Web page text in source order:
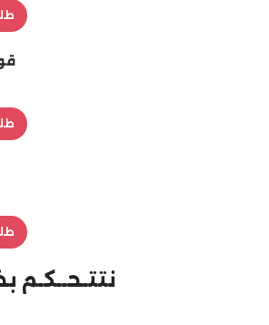
نتتـحــكـم